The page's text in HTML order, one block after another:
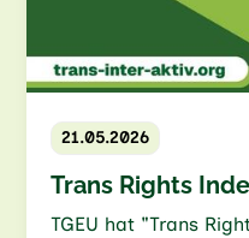
21.05.2026
Trans Rights
TGEU hat "Trans